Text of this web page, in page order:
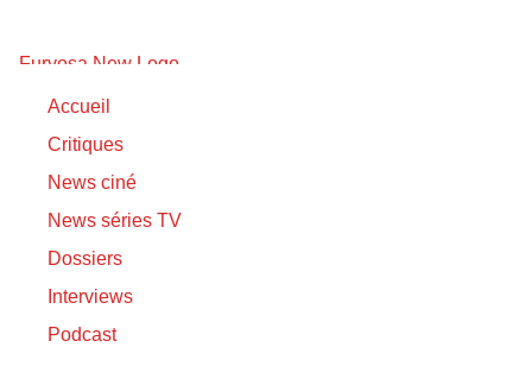
Accueil
Critiques
News ciné
News séries TV
Dossiers
Interviews
Podcast
Realive
17/11/2017
17/11/2017
Realive